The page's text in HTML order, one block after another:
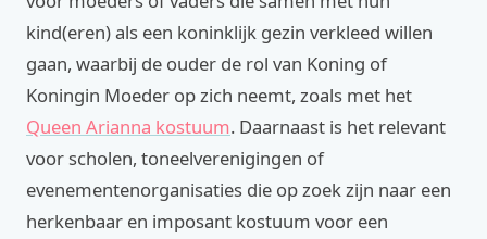
kind(eren) als een koninklijk gezin verkleed willen
gaan, waarbij de ouder de rol van Koning of
Koningin Moeder op zich neemt, zoals met het
Queen Arianna kostuum. Daarnaast is het relevant
voor scholen, toneelverenigingen of
evenementenorganisaties die op zoek zijn naar een
herkenbaar en imposant kostuum voor een